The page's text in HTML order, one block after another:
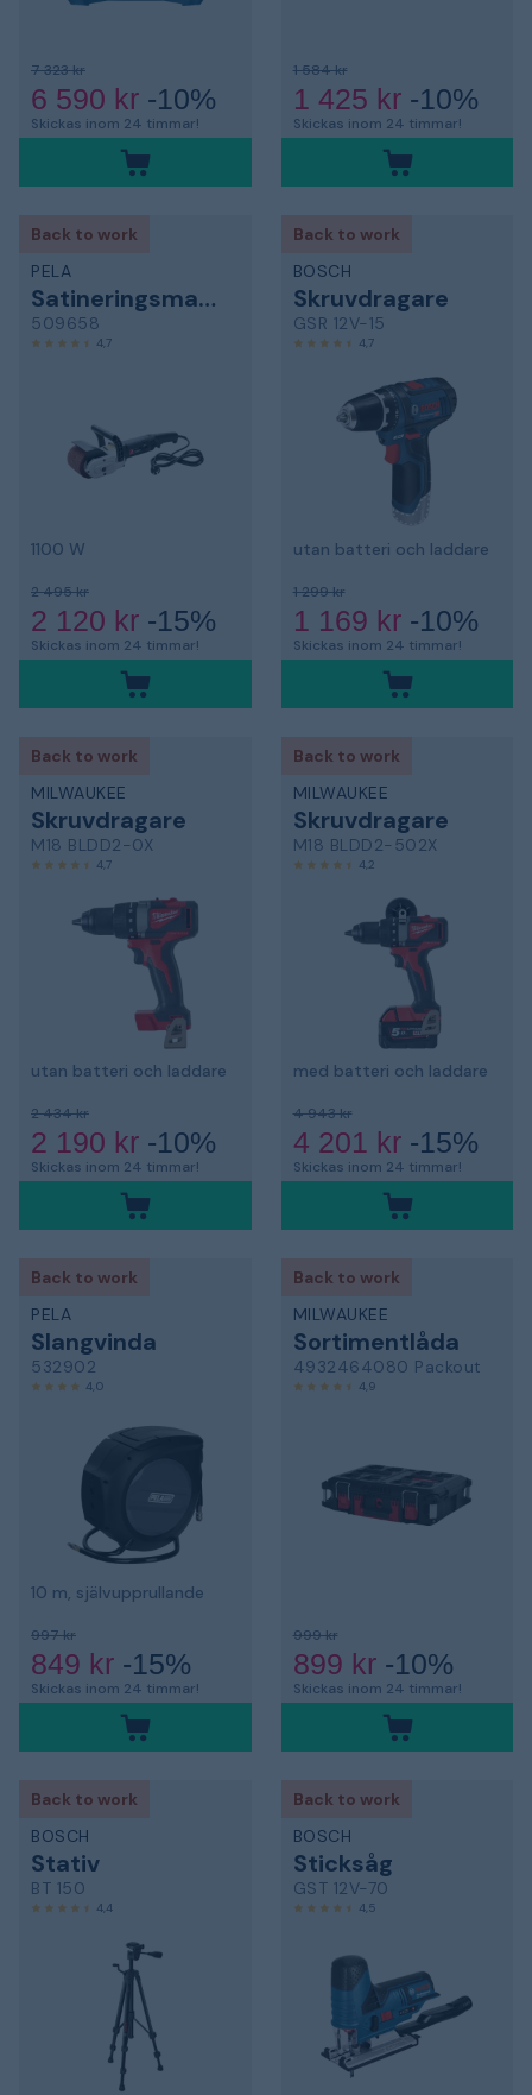
7 323 kr
6 590 kr -10%
Skickas inom 24 timmar!
1 584 kr
1 425 kr-10%
Skickas inom 24 timmar!
Back to work
PELA
Satineringsmaskin
509658
4,7
1100 W
2 495 kr
2 120 kr -15%
Skickas inom 24 timmar!
Back to work
BOSCH
Skruvdragare
GSR 12V-15
4,7
utan batteri och laddare
1 299 kr
1 169 kr-10%
Skickas inom 24 timmar!
Back to work
MILWAUKEE
Skruvdragare
M18 BLDD2-0X
4,7
utan batteri och laddare
2 434 kr
2 190 kr -10%
Skickas inom 24 timmar!
Back to work
MILWAUKEE
Skruvdragare
M18 BLDD2-502X
4,2
med batteri och laddare
4 943 kr
4 201 kr-15%
Skickas inom 24 timmar!
Back to work
PELA
Slangvinda
532902
4,0
10 m, självupprullande
997 kr
849 kr -15%
Skickas inom 24 timmar!
Back to work
MILWAUKEE
Sortimentlåda
4932464080 Packout
4,9
999 kr
899 kr-10%
Skickas inom 24 timmar!
Back to work
BOSCH
Stativ
BT 150
4,4
Back to work
BOSCH
Sticksåg
GST 12V-70
4,5